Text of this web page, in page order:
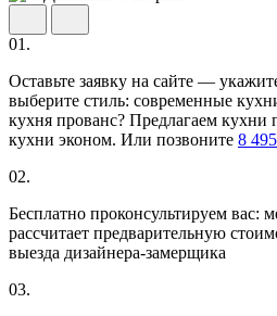
01.
Оставьте заявку на сайте —
выберите стиль: современные
кухня прованс? Предлагаем кухни
кухни эконом. Или позвоните 8
02.
Бесплатно проконсультируем вас:
рассчитает предварительную
выезда дизайнера-замерщика
03.